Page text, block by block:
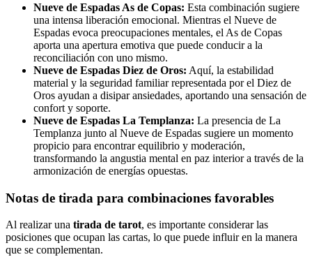
Nueve de Espadas As de Copas: Esta combinación sugiere
una intensa liberación emocional. Mientras el Nueve de
Espadas evoca preocupaciones mentales, el As de Copas
aporta una apertura emotiva que puede conducir a la
reconciliación con uno mismo.
Nueve de Espadas Diez de Oros: Aquí, la estabilidad
material y la seguridad familiar representada por el Diez de
Oros ayudan a disipar ansiedades, aportando una sensación de
confort y soporte.
Nueve de Espadas La Templanza: La presencia de La
Templanza junto al Nueve de Espadas sugiere un momento
propicio para encontrar equilibrio y moderación,
transformando la angustia mental en paz interior a través de la
armonización de energías opuestas.
Notas de tirada para combinaciones favorables
Al realizar una tirada de tarot, es importante considerar las
posiciones que ocupan las cartas, lo que puede influir en la manera
que se complementan.